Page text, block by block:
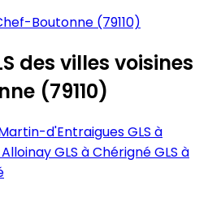
Boutonne (79110)
des villes voisines
(79110)
d'EntraiguesGLS à
AlloinayGLS à ChérignéGLS à